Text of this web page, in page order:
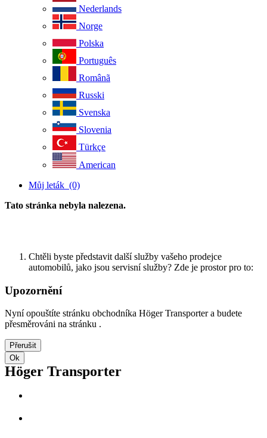
Nederlands
Norge
Polska
Português
Românã
Russki
Svenska
Slovenia
Türkçe
American
Můj leták (0)
Tato stránka nebyla nalezena.
Chtěli byste představit další služby vašeho prodejce
automobilů, jako jsou servisní služby? Zde je prostor pro to:
Upozornění
Nyní opouštíte stránku obchodníka Höger Transporter a budete
přesměrováni na stránku .
Přerušit
Ok
Höger Transporter